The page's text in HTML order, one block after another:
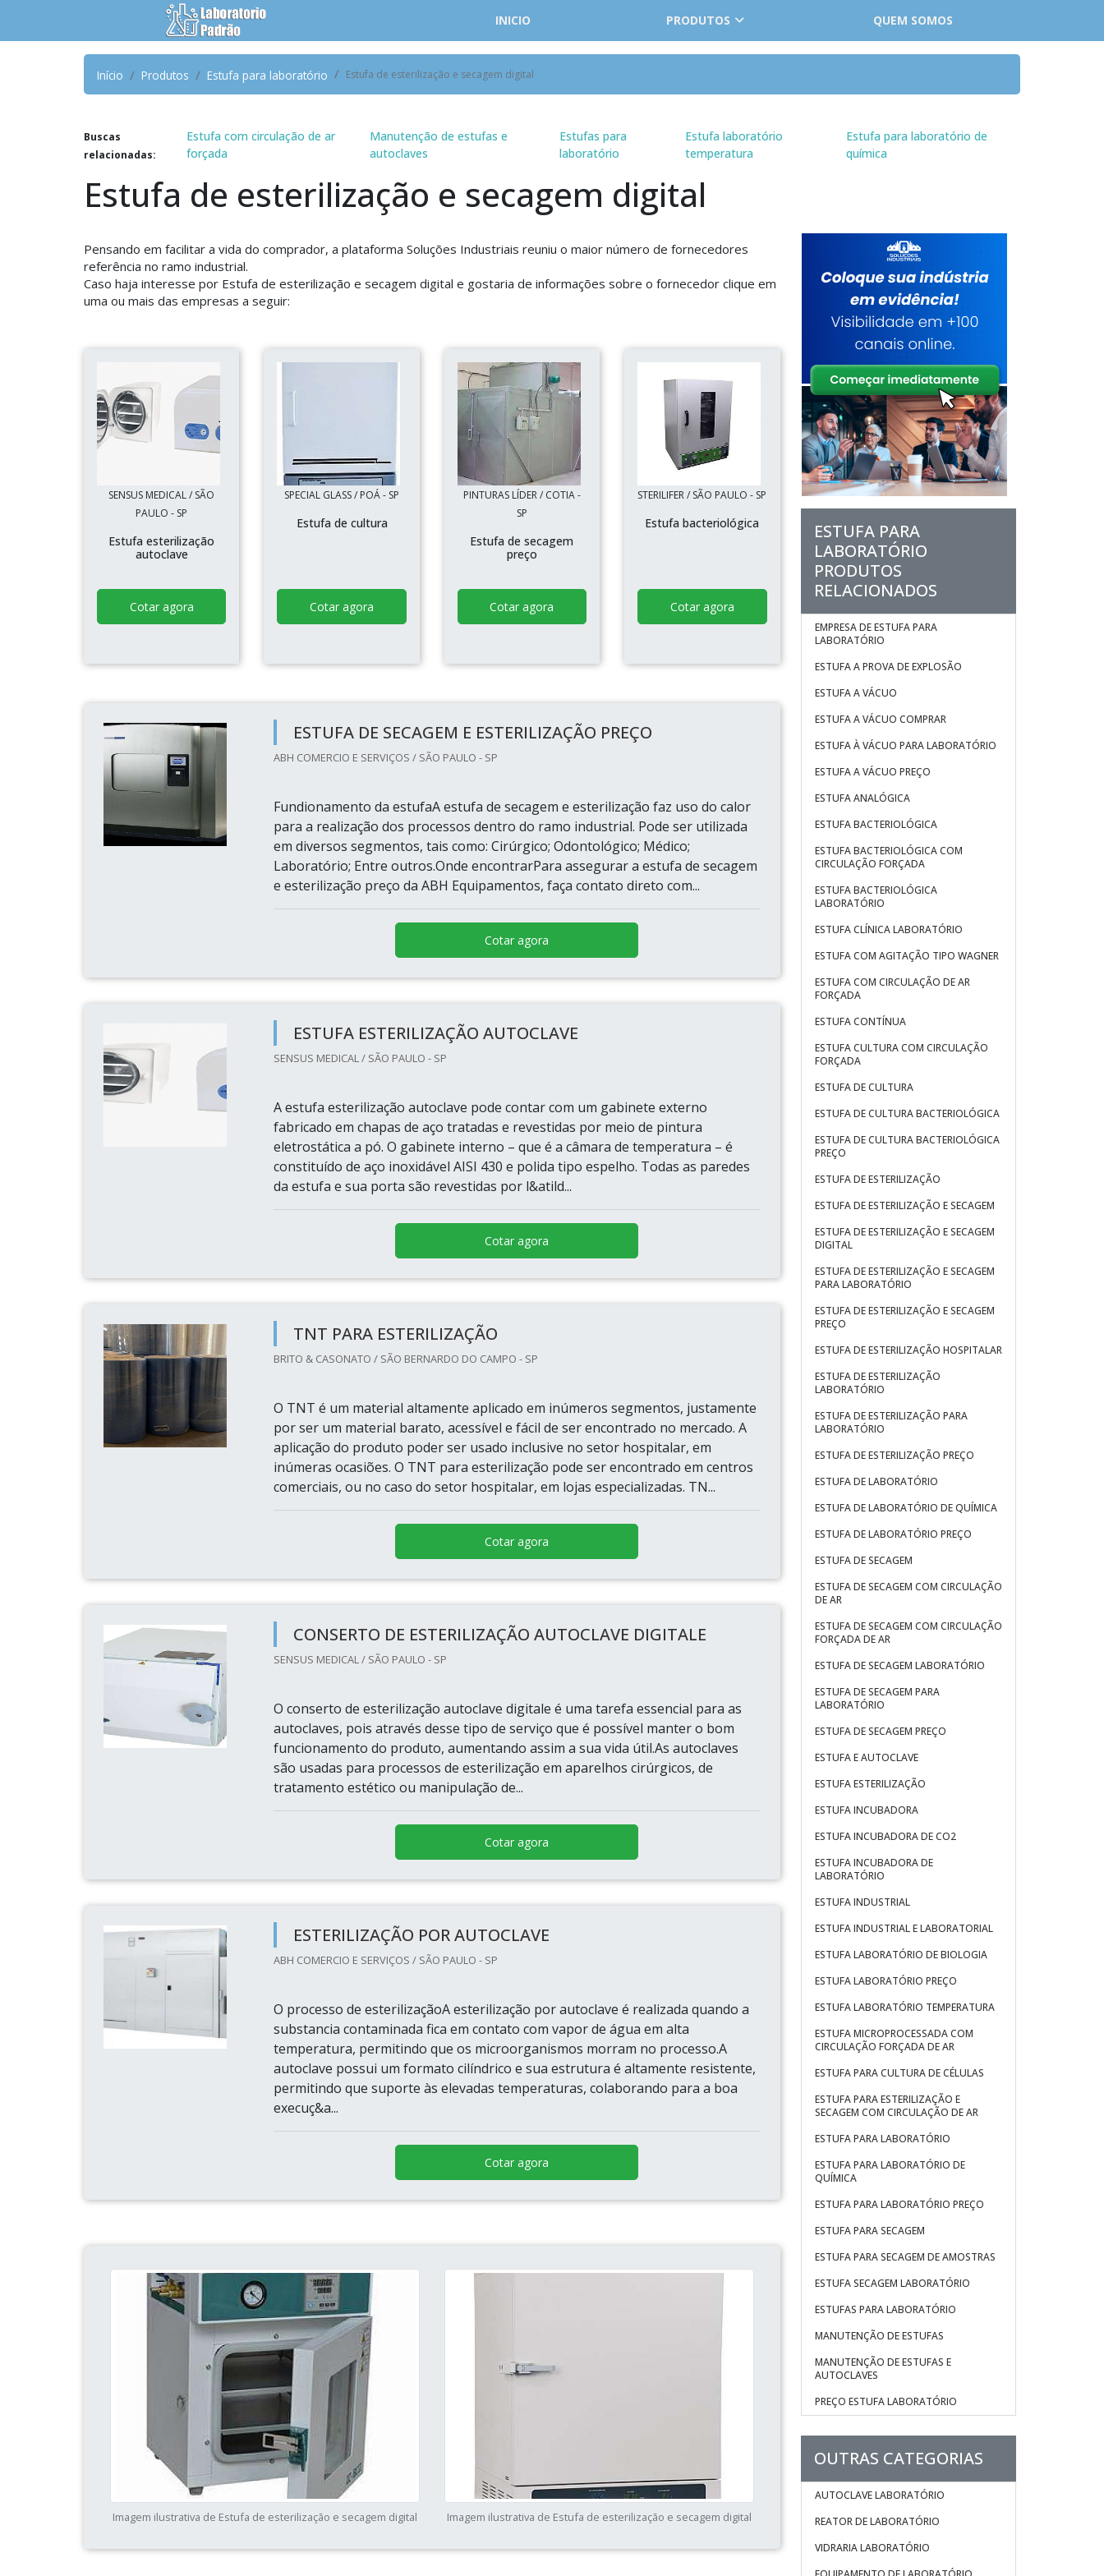
INICIO PRODUTOS QUEM SOMOS
Início Produtos Estufa para laboratório Estufa de esterilização e secagem digital
Buscas
relacionadas:
Estufa com circulação de ar
forçada
Manutenção de estufas e
autoclaves
Estufas para
laboratório
Estufa laboratório
temperatura
Estufa para laboratório de
química
Estufa de esterilização e secagem digital
Pensando em facilitar a vida do comprador, a plataforma Soluções Industriais reuniu o maior número de fornecedores
referência no ramo industrial.
Caso haja interesse por Estufa de esterilização e secagem digital e gostaria de informações sobre o fornecedor clique em
uma ou mais das empresas a seguir:
SENSUS MEDICAL / SÃO
PAULO - SP
Estufa esterilização
autoclave
Cotar agora
SPECIAL GLASS / POÁ - SP
Estufa de cultura
Cotar agora
PINTURAS LÍDER / COTIA -
SP
Estufa de secagem
preço
Cotar agora
STERILIFER / SÃO PAULO - SP
Estufa bacteriológica
Cotar agora
ESTUFA DE SECAGEM E ESTERILIZAÇÃO PREÇO
ABH COMERCIO E SERVIÇOS / SÃO PAULO - SP
Fundionamento da estufaA estufa de secagem e esterilização faz uso do calor
para a realização dos processos dentro do ramo industrial. Pode ser utilizada
em diversos segmentos, tais como: Cirúrgico; Odontológico; Médico;
Laboratório; Entre outros.Onde encontrarPara assegurar a estufa de secagem
e esterilização preço da ABH Equipamentos, faça contato direto com...
Cotar agora
ESTUFA ESTERILIZAÇÃO AUTOCLAVE
SENSUS MEDICAL / SÃO PAULO - SP
A estufa esterilização autoclave pode contar com um gabinete externo
fabricado em chapas de aço tratadas e revestidas por meio de pintura
eletrostática a pó. O gabinete interno – que é a câmara de temperatura – é
constituído de aço inoxidável AISI 430 e polida tipo espelho. Todas as paredes
da estufa e sua porta são revestidas por l&atild...
Cotar agora
TNT PARA ESTERILIZAÇÃO
BRITO & CASONATO / SÃO BERNARDO DO CAMPO - SP
O TNT é um material altamente aplicado em inúmeros segmentos, justamente
por ser um material barato, acessível e fácil de ser encontrado no mercado. A
aplicação do produto poder ser usado inclusive no setor hospitalar, em
inúmeras ocasiões. O TNT para esterilização pode ser encontrado em centros
comerciais, ou no caso do setor hospitalar, em lojas especializadas. TN...
Cotar agora
CONSERTO DE ESTERILIZAÇÃO AUTOCLAVE DIGITALE
SENSUS MEDICAL / SÃO PAULO - SP
O conserto de esterilização autoclave digitale é uma tarefa essencial para as
autoclaves, pois através desse tipo de serviço que é possível manter o bom
funcionamento do produto, aumentando assim a sua vida útil.As autoclaves
são usadas para processos de esterilização em aparelhos cirúrgicos, de
tratamento estético ou manipulação de...
Cotar agora
ESTERILIZAÇÃO POR AUTOCLAVE
ABH COMERCIO E SERVIÇOS / SÃO PAULO - SP
O processo de esterilizaçãoA esterilização por autoclave é realizada quando a
substancia contaminada fica em contato com vapor de água em alta
temperatura, permitindo que os microorganismos morram no processo.A
autoclave possui um formato cilíndrico e sua estrutura é altamente resistente,
permitindo que suporte às elevadas temperaturas, colaborando para a boa
execuç&a...
Cotar agora
Imagem ilustrativa de Estufa de esterilização e secagem digital Imagem ilustrativa de Estufa de esterilização e secagem digital
ESTUFA PARA
LABORATÓRIO
PRODUTOS
RELACIONADOS
EMPRESA DE ESTUFA PARA
LABORATÓRIO
ESTUFA A PROVA DE EXPLOSÃO
ESTUFA A VÁCUO
ESTUFA A VÁCUO COMPRAR
ESTUFA À VÁCUO PARA LABORATÓRIO
ESTUFA A VÁCUO PREÇO
ESTUFA ANALÓGICA
ESTUFA BACTERIOLÓGICA
ESTUFA BACTERIOLÓGICA COM
CIRCULAÇÃO FORÇADA
ESTUFA BACTERIOLÓGICA
LABORATÓRIO
ESTUFA CLÍNICA LABORATÓRIO
ESTUFA COM AGITAÇÃO TIPO WAGNER
ESTUFA COM CIRCULAÇÃO DE AR
FORÇADA
ESTUFA CONTÍNUA
ESTUFA CULTURA COM CIRCULAÇÃO
FORÇADA
ESTUFA DE CULTURA
ESTUFA DE CULTURA BACTERIOLÓGICA
ESTUFA DE CULTURA BACTERIOLÓGICA
PREÇO
ESTUFA DE ESTERILIZAÇÃO
ESTUFA DE ESTERILIZAÇÃO E SECAGEM
ESTUFA DE ESTERILIZAÇÃO E SECAGEM
DIGITAL
ESTUFA DE ESTERILIZAÇÃO E SECAGEM
PARA LABORATÓRIO
ESTUFA DE ESTERILIZAÇÃO E SECAGEM
PREÇO
ESTUFA DE ESTERILIZAÇÃO HOSPITALAR
ESTUFA DE ESTERILIZAÇÃO
LABORATÓRIO
ESTUFA DE ESTERILIZAÇÃO PARA
LABORATÓRIO
ESTUFA DE ESTERILIZAÇÃO PREÇO
ESTUFA DE LABORATÓRIO
ESTUFA DE LABORATÓRIO DE QUÍMICA
ESTUFA DE LABORATÓRIO PREÇO
ESTUFA DE SECAGEM
ESTUFA DE SECAGEM COM CIRCULAÇÃO
DE AR
ESTUFA DE SECAGEM COM CIRCULAÇÃO
FORÇADA DE AR
ESTUFA DE SECAGEM LABORATÓRIO
ESTUFA DE SECAGEM PARA
LABORATÓRIO
ESTUFA DE SECAGEM PREÇO
ESTUFA E AUTOCLAVE
ESTUFA ESTERILIZAÇÃO
ESTUFA INCUBADORA
ESTUFA INCUBADORA DE CO2
ESTUFA INCUBADORA DE
LABORATÓRIO
ESTUFA INDUSTRIAL
ESTUFA INDUSTRIAL E LABORATORIAL
ESTUFA LABORATÓRIO DE BIOLOGIA
ESTUFA LABORATÓRIO PREÇO
ESTUFA LABORATÓRIO TEMPERATURA
ESTUFA MICROPROCESSADA COM
CIRCULAÇÃO FORÇADA DE AR
ESTUFA PARA CULTURA DE CÉLULAS
ESTUFA PARA ESTERILIZAÇÃO E
SECAGEM COM CIRCULAÇÃO DE AR
ESTUFA PARA LABORATÓRIO
ESTUFA PARA LABORATÓRIO DE
QUÍMICA
ESTUFA PARA LABORATÓRIO PREÇO
ESTUFA PARA SECAGEM
ESTUFA PARA SECAGEM DE AMOSTRAS
ESTUFA SECAGEM LABORATÓRIO
ESTUFAS PARA LABORATÓRIO
MANUTENÇÃO DE ESTUFAS
MANUTENÇÃO DE ESTUFAS E
AUTOCLAVES
PREÇO ESTUFA LABORATÓRIO
OUTRAS CATEGORIAS
AUTOCLAVE LABORATÓRIO
REATOR DE LABORATÓRIO
VIDRARIA LABORATÓRIO